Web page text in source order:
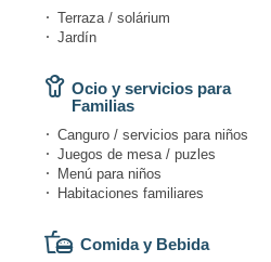
Terraza / solárium
Jardín
Ocio y servicios para
Familias
Canguro / servicios para niños
Juegos de mesa / puzles
Menú para niños
Habitaciones familiares
Comida y Bebida